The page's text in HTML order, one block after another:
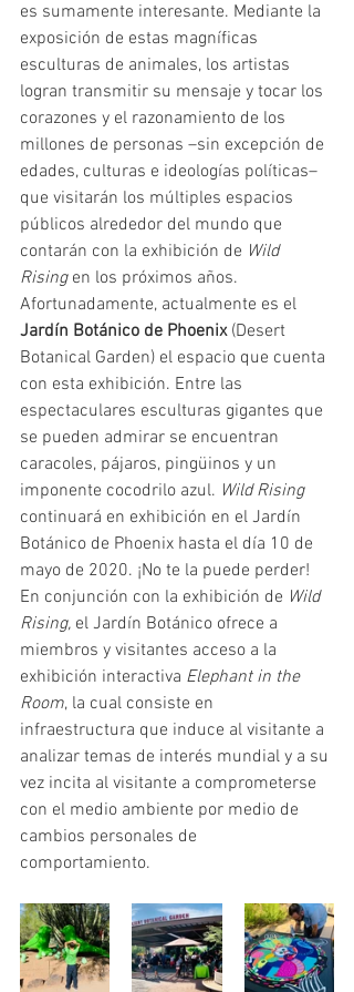
es sumamente interesante. Mediante la
exposición de estas magníficas
esculturas de animales, los artistas
logran transmitir su mensaje y tocar los
corazones y el razonamiento de los
millones de personas –sin excepción de
edades, culturas e ideologías políticas–
que visitarán los múltiples espacios
públicos alrededor del mundo que
contarán con la exhibición de Wild
Rising en los próximos años.
Afortunadamente, actualmente es el
Jardín Botánico de Phoenix (Desert
Botanical Garden) el espacio que cuenta
con esta exhibición. Entre las
espectaculares esculturas gigantes que
se pueden admirar se encuentran
caracoles, pájaros, pingüinos y un
imponente cocodrilo azul. Wild Rising
continuará en exhibición en el Jardín
Botánico de Phoenix hasta el día 10 de
mayo de 2020. ¡No te la puede perder!
En conjunción con la exhibición de Wild
Rising, el Jardín Botánico ofrece a
miembros y visitantes acceso a la
exhibición interactiva Elephant in the
Room, la cual consiste en
infraestructura que induce al visitante a
analizar temas de interés mundial y a su
vez incita al visitante a comprometerse
con el medio ambiente por medio de
cambios personales de
comportamiento.